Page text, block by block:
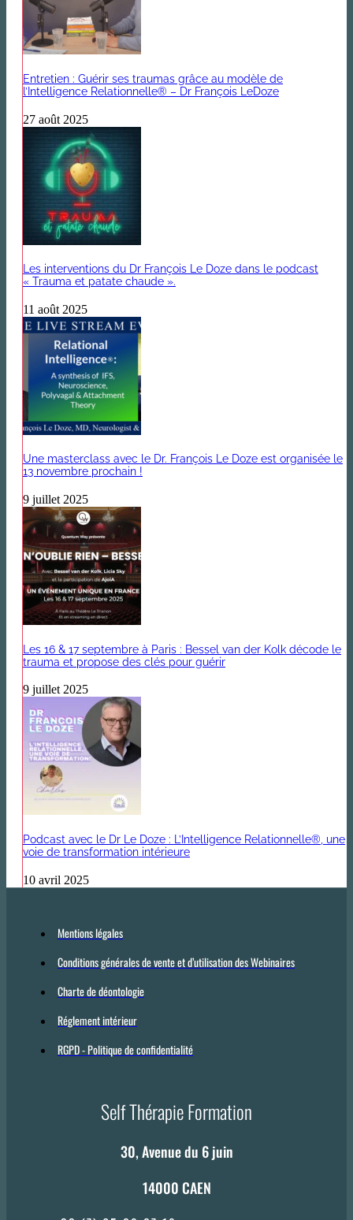
Entretien : Guérir ses traumas grâce au modèle de
l’Intelligence Relationnelle® – Dr François LeDoze
27 août 2025
Les interventions du Dr François Le Doze dans le podcast
« Trauma et patate chaude ».
11 août 2025
Une masterclass avec le Dr. François Le Doze est organisée le
13 novembre prochain !
9 juillet 2025
Les 16 & 17 septembre à Paris : Bessel van der Kolk décode le
trauma et propose des clés pour guérir
9 juillet 2025
Podcast avec le Dr Le Doze : L’Intelligence Relationnelle®, une
voie de transformation intérieure
10 avril 2025
Mentions légales
Conditions générales de vente et d’utilisation des Webinaires
Charte de déontologie
Réglement intérieur
RGPD - Politique de confidentialité
Self Thérapie Formation
30, Avenue du 6 juin
14000 CAEN